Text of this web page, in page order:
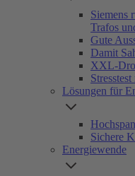
Siemens
Trafos
Gute
Damit
XXL-
Lösungen für
Sichere
Energiewende